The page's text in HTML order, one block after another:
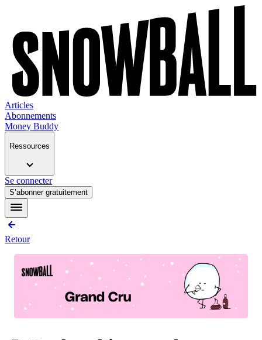
Articles
Abonnements
Money Buddy
Ressources
Se connecter
S’abonner gratuitement
Retour